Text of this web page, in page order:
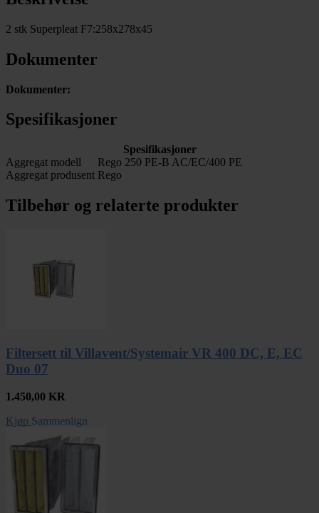
2 stk Superpleat F7:258x278x45
Dokumenter
Dokumenter:
Spesifikasjoner
Spesifikasjoner
Aggregat modell
Rego 250 PE-B AC/EC/400 PE
Aggregat produsent Rego
Tilbehør og relaterte produkter
Filtersett til Villavent/Systemair VR 400 DC, E, EC
Duo 07
1.450,00 KR
Kjøp Sammenlign